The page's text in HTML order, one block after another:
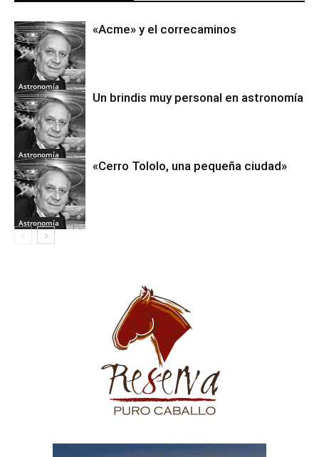
Astronomía
«Acme» y el correcaminos
Astronomía
Un brindis muy personal en astronomía
Astronomía
«Cerro Tololo, una pequeña ciudad»